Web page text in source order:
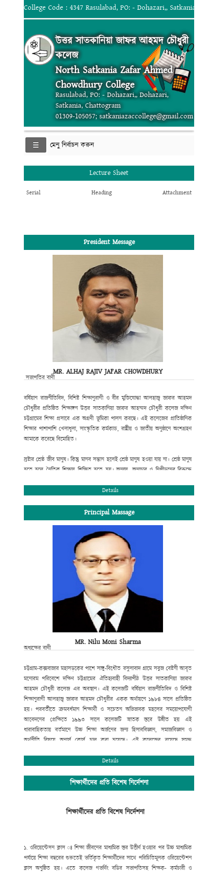
College Code : 4347 Rasulabad, PO: - Dohazari,, Satkania,
উত্তর সাতকানিয়া জাফর আহমদ চৌধুরী
কলেজ
North Satkania Zafar Ahmed
Chowdhury College
Rasulabad, PO: - Dohazari,, Dohazari,
Satkania, Chattogram
01309-105057; satkaniazaccollege@gmail.com
মেনু নির্বাচন করুন
Lecture Sheet
Serial Heading Attachment
President Message
MR. ALHAJ RAJIV JAFAR CHOWDHURY
সভাপতির বাণী
বর্ষিয়ান রাজনীতিবিদ, বিশিষ্ট শিক্ষানুরাগী ও বীর মুক্তিযোদ্ধা আলহাজ্ব জাফর আহমদ
চৌধুরীর প্রতিষ্ঠিত শিক্ষাঙ্গন উত্তর সাতকানিয়া জাফর আহম্মদ চৌধুরী কলেজ দক্ষিণ
চট্টগ্রামের শিক্ষা প্রসারে এক অগ্রণী ভূমিকা পালন করছে। এই কলেজের প্রাতিষ্ঠানিক
শিক্ষার পাশাপাশি খেলাধুলা, সাংস্কৃতিক কর্মকান্ড, রাষ্ট্রীয় ও জাতীয় অনুষ্ঠানে অংশগ্রহণ
আমাকে করেছে বিমোহিত।
স্রষ্টার শ্রেষ্ঠ জীব মানুষ। কিন্তু মানব সন্তান হলেই শ্রেষ্ঠ মানুষ হওয়া যায় না। শ্রেষ্ঠ মানুষ
হতে হলে নৈতিক শিক্ষায় শিক্ষিত হতে হয়। অন্যায়, অনাচার ও নিপীড়নের বিরুদ্ধে
শিক্ষার্থী হিসেবে তোমার দায়িত্ব হচ্ছে পাঠ্যসূচিভুক্ত পাঠ্যক্রম শিক্ষার সাথে সাথে পরিপূর্ণ
শিক্ষার শুরুতে লেখাপড়ার ব্যাপারে তোমার একটি সঠিক পরিকল্পনা প্রয়োজন।
শিক্ষাপঞ্জি এক্ষেত্রে তোমাকে গুরুত্বপূর্ণ পথ নিদের্শনা দিবে।
জনাব আলহ্বাজ রাজীব জাফর চৌধুরী
Details
Principal Massage
MR. Nilu Moni Sharma
অধ্যক্ষের বাণী
চট্টগ্রাম-কক্সবাজার মহাসড়কের পাশে সাঙ্গু-বিধৌত রসুলাবাদ গ্রামে সবুজ বেষ্টনী আবৃত
মনোরম পরিবেশে দক্ষিণ চট্টগ্রামের ঐতিহ্যবাহী বিদ্যাপীঠ উত্তর সাতকানিয়া জাফর
আহমদ চৌধুরী কলেজ এর অবস্থান। এই কলেজটি বর্ষিয়ান রাজনীতিবিদ ও বিশিষ্ট
শিক্ষানুরাগী আলহাজ্ব জাফর আহমদ চৌধুরীর একক অর্থায়নে ১৯৮৪ সালে প্রতিষ্ঠিত
হয়। পরবর্তীতে ক্রমবর্ধমান শিক্ষার্থী ও সচেতন অভিভাবক মহলের সময়োপযোগী
আবেদনের প্রেক্ষিতে ১৯৯৩ সালে কলেজটি স্নাতক স্তরে উন্নীত হয় এই
ধারাবাহিকতায় বর্তমানে উচ্চ শিক্ষা অর্জনের জন্য হিসাববিজ্ঞান, সমাজবিজ্ঞান ও
অর্থনীতি বিষয়ে অনার্স কোর্স চালু করা হয়েছে। এই কলেজের রয়েছে সমৃদ্ধ
কর্তৃক বাস্তবায়িত “শেখ রাসেল ডিজিটাল ল্যাব”।
সহশিক্ষা কার্যক্রম সুচারুভাবে পরিচালনার জন্য রয়েছে একঝাঁক সুযোগ্য, দক্ষ ও
অভিজ্ঞ শিক্ষকমন্ডলী। উত্তর সাতকানিয়া জাফর আহমদ চৌধুরী কলেজ একাদশ-দ্বাদশ
অনুসরণ করে সঠিক ব্যবস্থাপনায় শিক্ষাজীবন পরিচালনা করতে পারে এবং আধুনিক ও
নিলু মণি শর্মা, অধ্যক্ষ (ভারপ্রাপ্ত)
Details
শিক্ষার্থীদের প্রতি বিশেষ নির্দেশনা
শিক্ষার্থীদের প্রতি বিশেষ নির্দেশনা
১. ওরিয়েন্টেসন ক্লাস ঃশিক্ষা জীবনের মাধ্যমিক স্তর উত্তীর্ণ হওয়ার পর উচ্চ মাধ্যমিক
পর্যায়ে শিক্ষা বছরের শুরুতেই ভর্তিকৃত শিক্ষার্থীদের সাথে পরিচিতিমূলক ওরিয়েন্টেশন
ক্লাস অনুষ্ঠিত হয়। এতে কলেজ গভর্ণিং বডির সভাপতিসহ শিক্ষক- কর্মচারী ও